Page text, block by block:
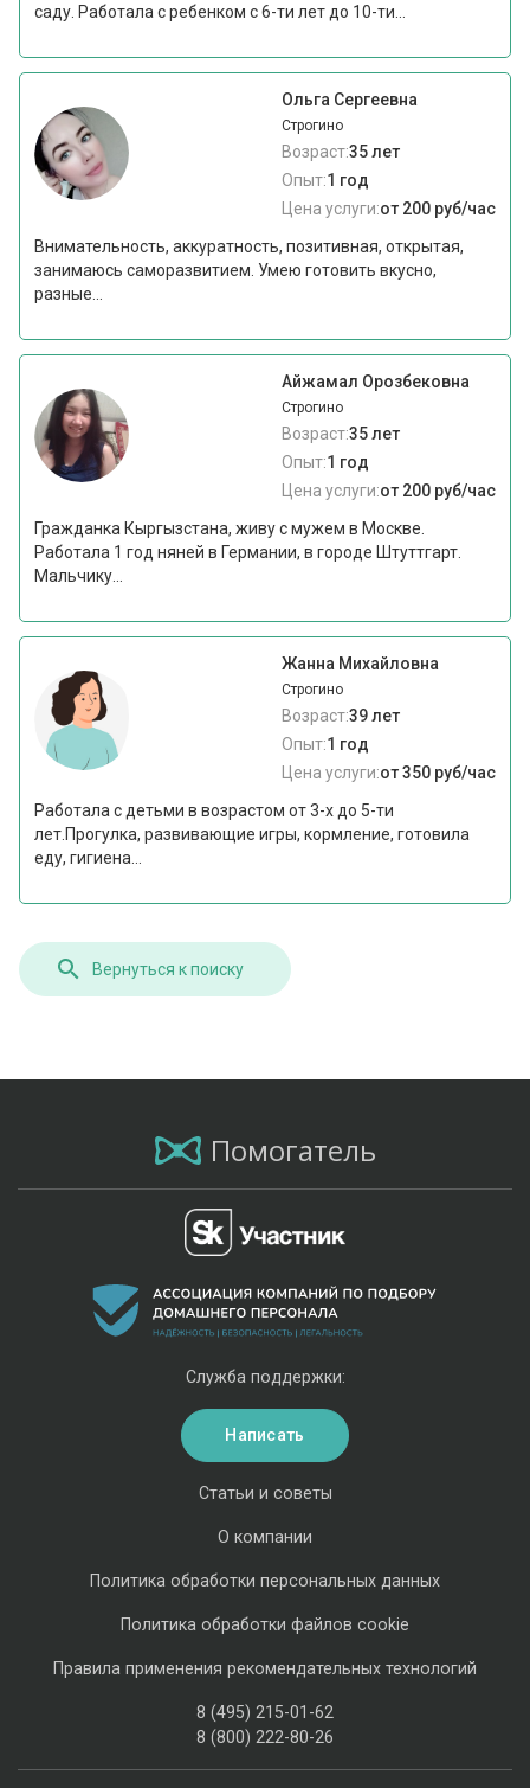
саду. Работала с ребенком с 6-ти лет до 10-ти...
Ольга Сергеевна
Строгино
Возраст:35 лет
Опыт:1 год
Цена услуги:от 200 руб/час
Внимательность, аккуратность, позитивная, открытая,
занимаюсь саморазвитием. Умею готовить вкусно,
разные...
Айжамал Орозбековна
Строгино
Возраст:35 лет
Опыт:1 год
Цена услуги:от 200 руб/час
Гражданка Кыргызстана, живу с мужем в Москве.
Работала 1 год няней в Германии, в городе Штуттгарт.
Мальчику...
Жанна Михайловна
Строгино
Возраст:39 лет
Опыт:1 год
Цена услуги:от 350 руб/час
Работала с детьми в возрастом от 3-х до 5-ти
лет.Прогулка, развивающие игры, кормление, готовила
еду, гигиена...
Вернуться к поиску
Помогатель
Статьи и советы
О компании
Политика обработки персональных данных
Политика обработки файлов cookie
Правила применения рекомендательных технологий
8 (495) 215-01-62
8 (800) 222-80-26
Служба поддержки:
Написать